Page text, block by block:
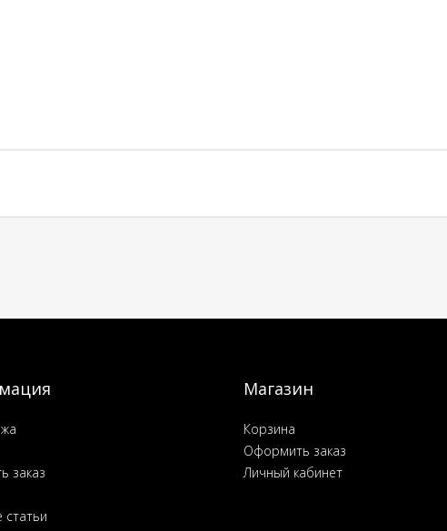
заказ
статьи
Магазин
Корзина
Оформить заказ
Личный кабинет